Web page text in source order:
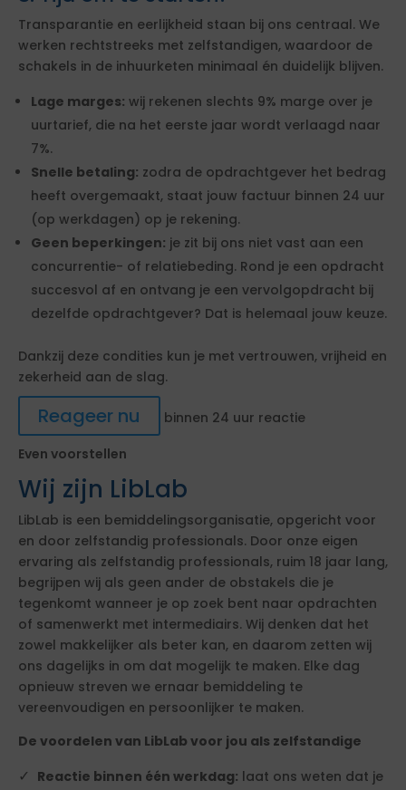
Transparantie en eerlijkheid staan bij ons centraal. We
werken rechtstreeks met zelfstandigen, waardoor de
schakels in de inhuurketen minimaal én duidelijk blijven.
Lage marges: wij rekenen slechts 9% marge over je
uurtarief, die na het eerste jaar wordt verlaagd naar
7%.
Snelle betaling: zodra de opdrachtgever het bedrag
heeft overgemaakt, staat jouw factuur binnen 24 uur
(op werkdagen) op je rekening.
Geen beperkingen: je zit bij ons niet vast aan een
concurrentie- of relatiebeding. Rond je een opdracht
succesvol af en ontvang je een vervolgopdracht bij
dezelfde opdrachtgever? Dat is helemaal jouw keuze.
Dankzij deze condities kun je met vertrouwen, vrijheid en
zekerheid aan de slag.
Reageer nu
binnen 24 uur reactie
Even voorstellen
Wij zijn LibLab
LibLab is een bemiddelingsorganisatie, opgericht voor
en door zelfstandig professionals. Door onze eigen
ervaring als zelfstandig professionals, ruim 18 jaar lang,
begrijpen wij als geen ander de obstakels die je
tegenkomt wanneer je op zoek bent naar opdrachten
of samenwerkt met intermediairs. Wij denken dat het
zowel makkelijker als beter kan, en daarom zetten wij
ons dagelijks in om dat mogelijk te maken. Elke dag
opnieuw streven we ernaar bemiddeling te
vereenvoudigen en persoonlijker te maken.
De voordelen van LibLab voor jou als zelfstandige
Reactie binnen één werkdag: laat ons weten dat je